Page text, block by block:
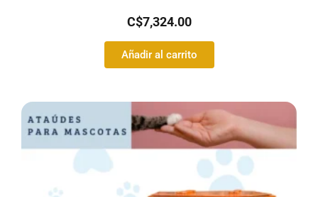
C$7,324.00
Añadir al carrito